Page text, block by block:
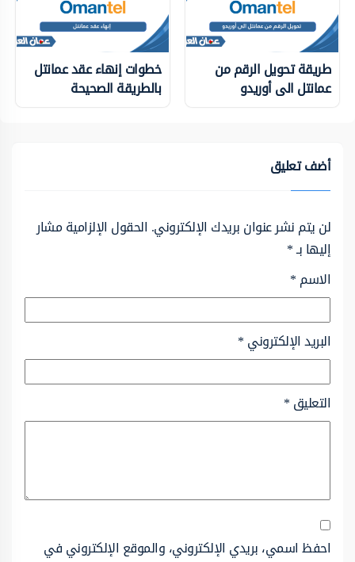
طريقة تحويل الرقم من
عمانتل الى أوريدو
خطوات إنهاء عقد عمانتل
بالطريقة الصحيحة
أضف تعليق
لن يتم نشر عنوان بريدك الإلكتروني. الحقول الإلزامية مشار
إليها بـ*
الاسم*
البريد الإلكتروني*
التعليق*
احفظ اسمي، بريدي الإلكتروني، والموقع الإلكتروني في